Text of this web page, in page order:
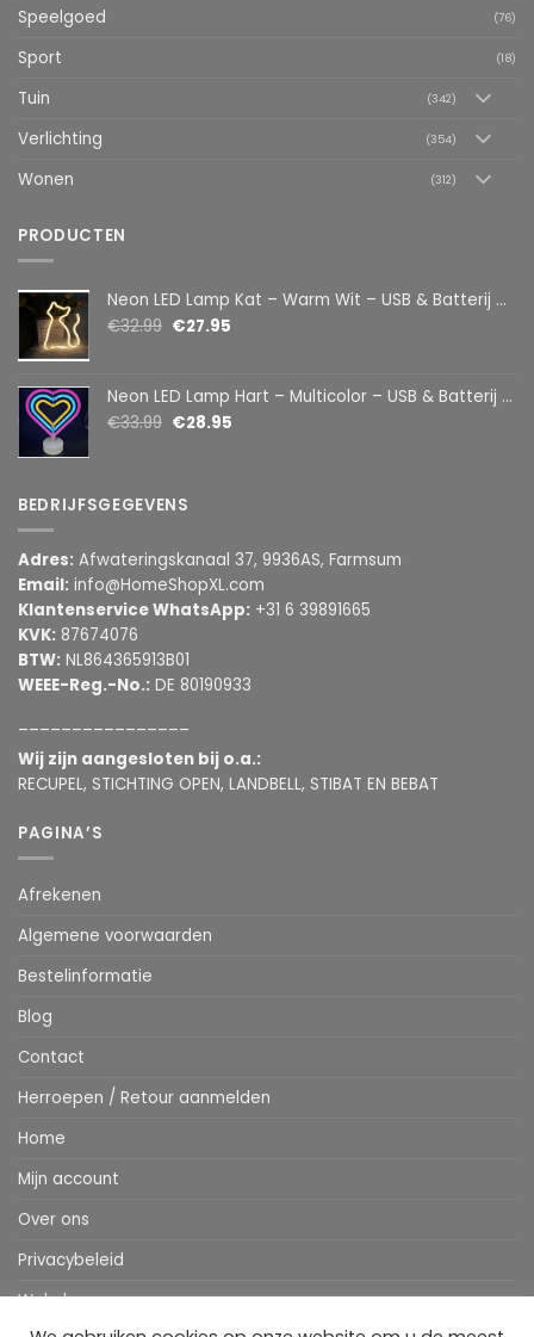
Speelgoed (76)
Sport (18)
Tuin (342)
Verlichting (354)
Wonen (312)
PRODUCTEN
Neon LED Lamp Kat – Warm Wit – USB & Batterij – Decoratieve Tafellamp voor Kinderkamer – 28,5 x 24,5 cm
€32.99 €27.95
Neon LED Lamp Hart – Multicolor – USB & Batterij – Hartvormige Sfeerlamp – Kinderkamer & Slaapkamer – 25,2 x 23 cm
€33.99 €28.95
BEDRIJFSGEGEVENS
Adres: Afwateringskanaal 37, 9936AS, Farmsum
Email: info@HomeShopXL.com
Klantenservice WhatsApp: +31 6 39891665
KVK: 87674076
BTW: NL864365913B01
WEEE-Reg.-No.: DE 80190933
Wij zijn aangesloten bij o.a.:
RECUPEL, STICHTING OPEN, LANDBELL, STIBAT EN BEBAT
PAGINA’S
Afrekenen
Algemene voorwaarden
Bestelinformatie
Blog
Contact
Herroepen / Retour aanmelden
Home
Mijn account
Over ons
Privacybeleid
Webshop